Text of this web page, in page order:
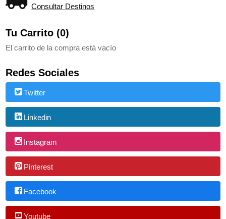
Consultar Destinos
Tu Carrito (0)
El carrito de la compra está vacío
Redes Sociales
Twitter
Linkedin
Instagram
Pinterest
Facebook
Youtube